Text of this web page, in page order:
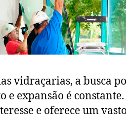
vidraçarias, a busca
e expansão é
e oferece um